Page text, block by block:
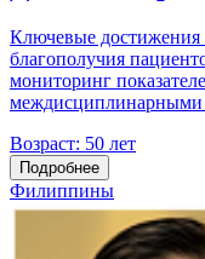
Ключевые достижения
благополучия
мониторинг
Возраст: 50 лет
Подробнее
Филиппины